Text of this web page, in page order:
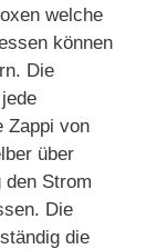
welche
können
Die
Zappi von
über
den Strom
Die
die